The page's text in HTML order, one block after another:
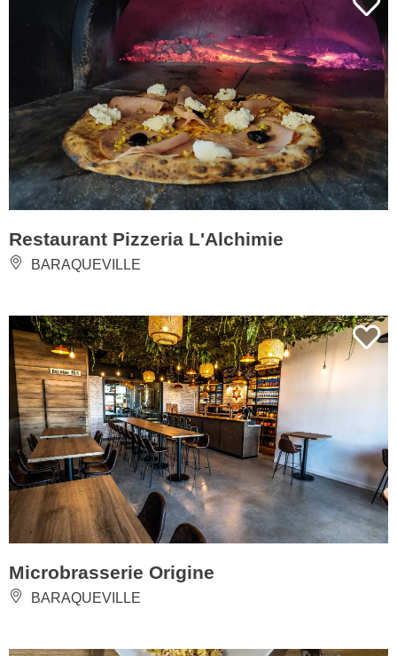
Restaurant Pizzeria L'Alchimie
BARAQUEVILLE
Microbrasserie Origine
BARAQUEVILLE